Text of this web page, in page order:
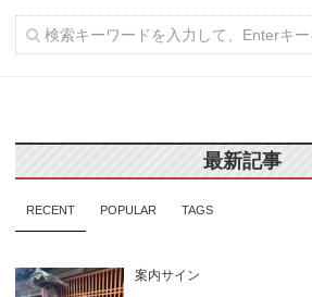
最新記事
RECENT POPULAR TAGS
案内サイン